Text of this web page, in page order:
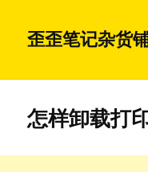
歪歪笔记杂货
怎样卸载打